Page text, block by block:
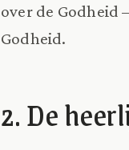
over de Godheid
Godheid.
2. De